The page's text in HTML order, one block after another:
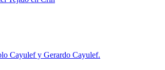
Cayulef y Gerardo Cayulef.